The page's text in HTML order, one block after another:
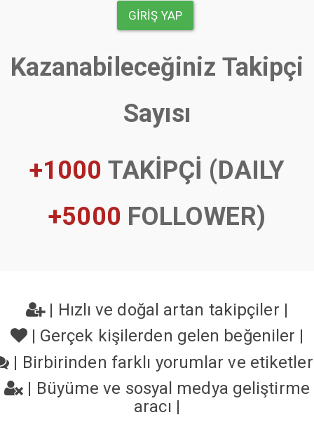
GIRIŞ YAP
Kazanabileceğiniz Takipçi
Sayısı
+1000 TAKİPÇİ (DAILY
+5000 FOLLOWER)
| Hızlı ve doğal artan takipçiler |
| Gerçek kişilerden gelen beğeniler |
| Birbirinden farklı yorumlar ve
| Büyüme ve sosyal medya geliştirme
aracı |